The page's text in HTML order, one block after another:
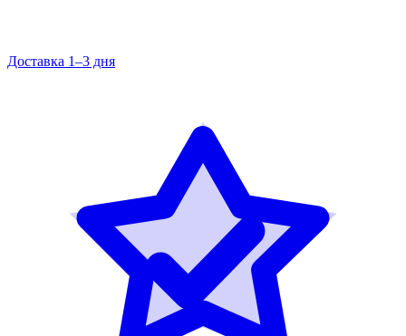
Доставка 1–3 дня